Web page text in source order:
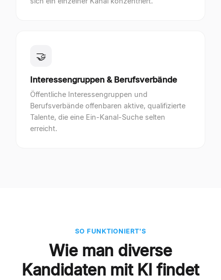
🤝
Interessengruppen & Berufsverbände
Öffentliche Interessengruppen und
Berufsverbände offenbaren aktive, qualifizierte
Talente, die eine Ein-Kanal-Suche selten
erreicht.
SO FUNKTIONIERT'S
Wie man diverse
Kandidaten mit KI findet